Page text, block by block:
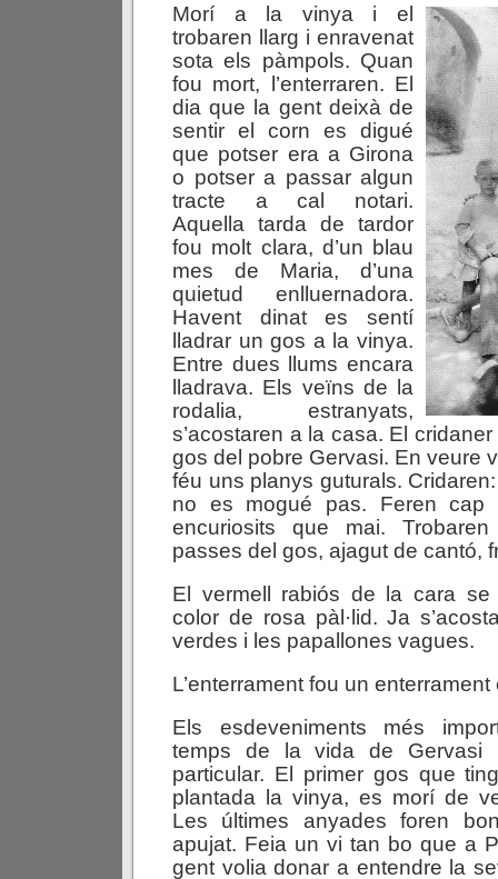
Morí a la vinya i el
trobaren llarg i enravenat
sota els pàmpols. Quan
fou mort, l’enterraren. El
dia que la gent deixà de
sentir el corn es digué
que potser era a Girona
o potser a passar algun
tracte a cal notari.
Aquella tarda de tardor
fou molt clara, d’un blau
mes de Maria, d’una
quietud enlluernadora.
Havent dinat es sentí
lladrar un gos a la vinya.
Entre dues llums encara
lladrava. Els veïns de la
rodalia, estranyats,
s’acostaren a la casa. El
gos del pobre Gervasi. En veure
féu uns planys guturals.
no es mogué pas. Feren cap
encuriosits que mai.
passes del gos, ajagut de cantó,
El vermell rabiós de la cara
color de rosa pàl·lid. Ja
verdes i les papallones vagues.
L’enterrament fou un
Els esdeveniments més
temps de la vida de Gervasi
particular. El primer gos que
plantada la vinya, es morí de
Les últimes anyades foren
apujat. Feia un vi tan bo que a
gent volia donar a entendre la